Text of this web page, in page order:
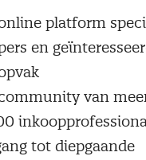
platform
en
van
tot diepgaande